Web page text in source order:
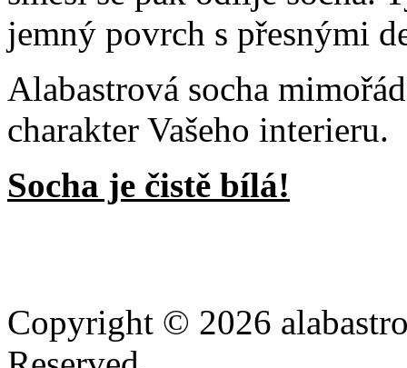
jemný povrch s přesnými
Alabastrová socha
charakter Vašeho interieru.
Socha je čistě bílá!
Copyright © 2026